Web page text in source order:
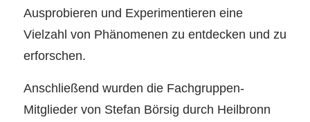
Ausprobieren und Experimentieren eine
Vielzahl von Phänomenen zu entdecken und zu
erforschen.
Anschließend wurden die Fachgruppen-
Mitglieder von Stefan Börsig durch Heilbronn